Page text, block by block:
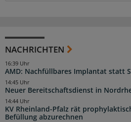
NACHRICHTEN
AMD: Nachfüllbares Implantat statt
16:39 Uhr
Neuer Bereitschaftsdienst in
14:45 Uhr
KV Rheinland-Pfalz rät
Befüllung abzurechnen
14:44 Uhr